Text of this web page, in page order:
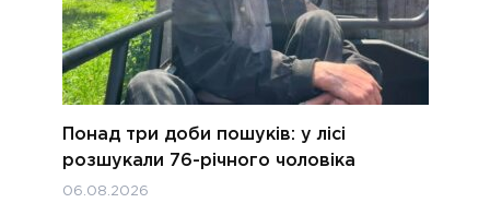
Понад три доби пошуків: у лісі
розшукали 76-річного чоловіка
06.08.2026